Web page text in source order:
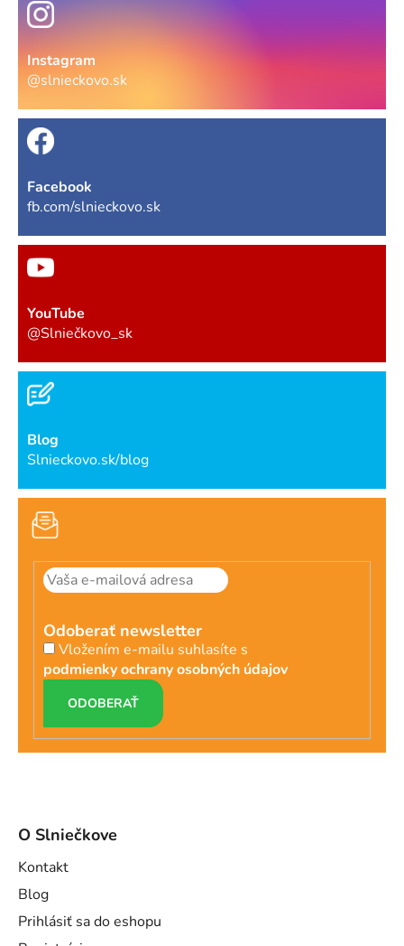
Instagram
@slnieckovo.sk
Facebook
fb.com/slnieckovo.sk
YouTube
@Slniečkovo_sk
Blog
Slnieckovo.sk/blog
Odoberať newsletter
Vložením e-mailu suhlasíte s
podmienky ochrany osobných údajov
PRIHLÁSIŤ
SA
O Slniečkove
Kontakt
Blog
Prihlásiť sa do eshopu